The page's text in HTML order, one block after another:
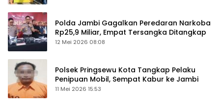
Polda Jambi Gagalkan Peredaran Narkoba
Rp25,9 Miliar, Empat Tersangka Ditangkap
12 Mei 2026 08:08
Polsek Pringsewu Kota Tangkap Pelaku
Penipuan Mobil, Sempat Kabur ke Jambi
11 Mei 2026 15:53